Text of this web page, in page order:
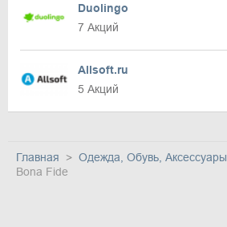
Duolingo
7 Акций
Allsoft.ru
5 Акций
Главная Одежда, Обувь, Аксессуары
Bona Fide